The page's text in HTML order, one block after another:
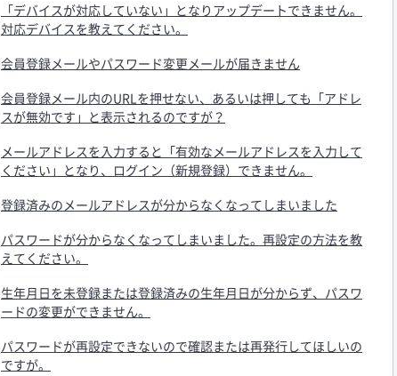
「デバイスが対応していない」となりアップデートできません。
対応デバイスを教えてください。
会員登録メールやパスワード変更メールが届きません
会員登録メール内のURLを押せない、あるいは押しても「アドレ
スが無効です」と表示されるのですが？
メールアドレスを入力すると「有効なメールアドレスを入力して
ください」となり、ログイン（新規登録）できません。
登録済みのメールアドレスが分からなくなってしまいました
パスワードが分からなくなってしまいました。再設定の方法を教
えてください。
生年月日を未登録または登録済みの生年月日が分からず、パスワ
ードの変更ができません。
パスワードが再設定できないので確認または再発行してほしいの
ですが。